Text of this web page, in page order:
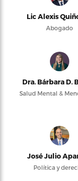
Lic Alexis
Abogado
Dra. Bárbara D.
Salud Mental &
José Julio
Política y